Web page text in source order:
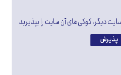
دیگر، کوکی‌های آن سایت را بپذیرید
پذیرش